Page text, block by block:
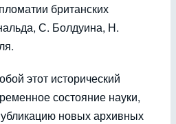
британских
С. Болдуина, Н.
этот исторический
состояние науки,
новых архивных